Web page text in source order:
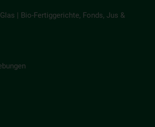
| Bio-Fertiggerichte, Fonds, Jus &